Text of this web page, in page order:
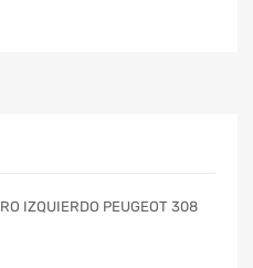
IZQUIERDO PEUGEOT 308